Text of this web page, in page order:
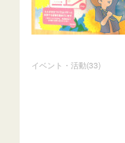
イベント・活動(33)